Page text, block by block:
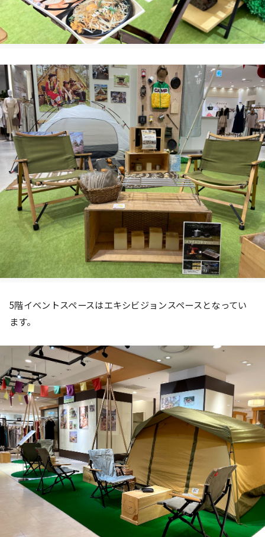
5階イベントスペースはエキシビジョンスペースとなってい
ます。